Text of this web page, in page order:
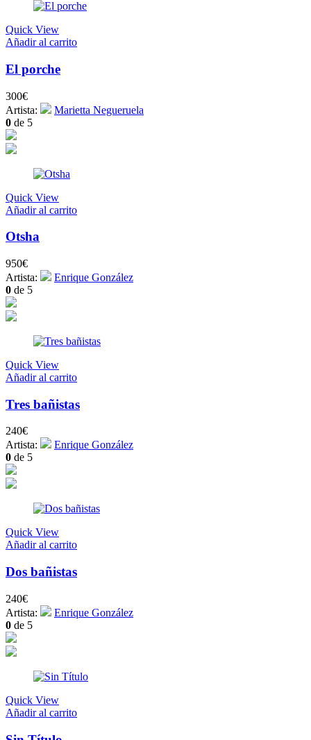
Quick View
Añadir al carrito
El porche
300€
Artista:
Marietta Negueruela
0 de 5
Quick View
Añadir al carrito
Otsha
950€
Artista:
Enrique González
0 de 5
Quick View
Añadir al carrito
Tres bañistas
240€
Artista:
Enrique González
0 de 5
Quick View
Añadir al carrito
Dos bañistas
240€
Artista:
Enrique González
0 de 5
Quick View
Añadir al carrito